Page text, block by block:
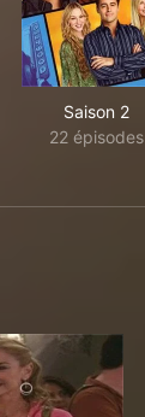
Saison 2
22 épisodes